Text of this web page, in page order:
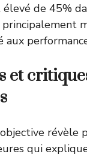
de 45%
principalement
et
révèle
qui